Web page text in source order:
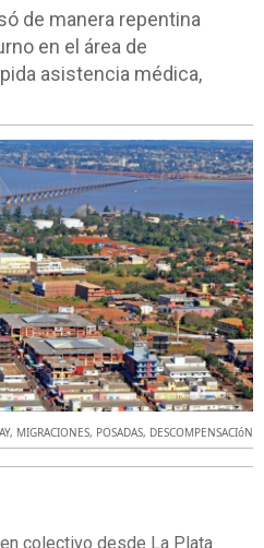
de manera repentina
en el área de
asistencia médica,
, MIGRACIONES, POSADAS, DESCOMPENSACIóN
colectivo desde La Plata